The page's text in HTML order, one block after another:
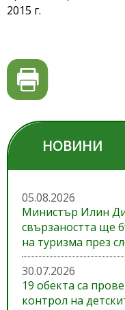
2015 г.
НОВИНИ
05.08.2026
Министър Илин
свързаността ще
на туризма през
30.07.2026
19 обекта са
контрол на